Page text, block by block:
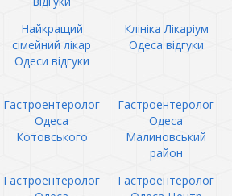
Найкращий
сімейний лікар
Одеси відгуки
Клініка Лікаріум
Одеса відгуки
Гастроентеролог
Одеса
Котовського
Гастроентеролог
Одеса
Малиновський
район
Гастроентеролог
Гастроентеролог